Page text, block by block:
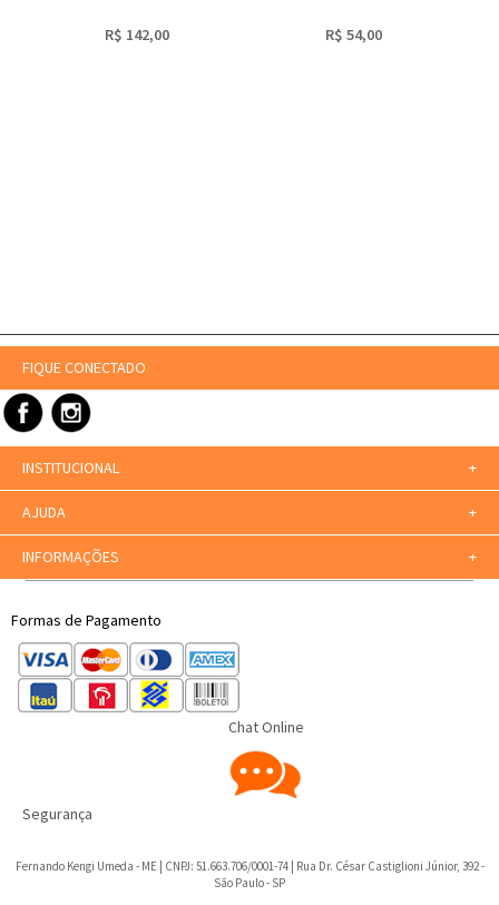
R$ 142,00 R$ 54,00
FIQUE CONECTADO
INSTITUCIONAL +
AJUDA +
INFORMAÇÕES +
Formas de Pagamento
Chat Online
Segurança
Fernando Kengi Umeda - ME | CNPJ: 51.663.706/0001-74 | Rua Dr. César Castiglioni Júnior, 392 -
São Paulo - SP